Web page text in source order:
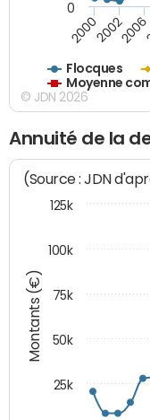
Flocques
Moyenne
200020022006
0
© JDN 2026
Annuité de la
Montants (€)
(Source : JDN
25k
50k
75k
100k
125k